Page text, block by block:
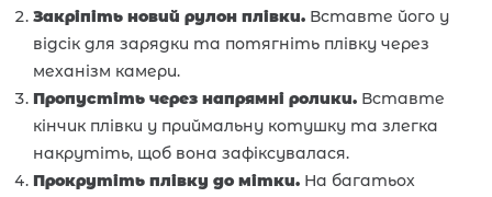
Закріпіть новий рулон плівки. Вставте його у
відсік для зарядки та потягніть плівку через
механізм камери.
Пропустіть через напрямні ролики. Вставте
кінчик плівки у приймальну котушку та злегка
накрутіть, щоб вона зафіксувалася.
Прокрутіть плівку до мітки. На багатьох